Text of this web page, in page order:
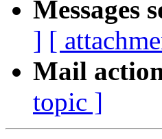
Messages
] [
Mail
topic ]